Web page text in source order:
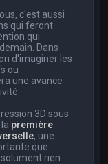
c'est aussi
qui feront
qui
Dans
d'imaginer les
ou
une avance
3D sous
première
, une
que
rien